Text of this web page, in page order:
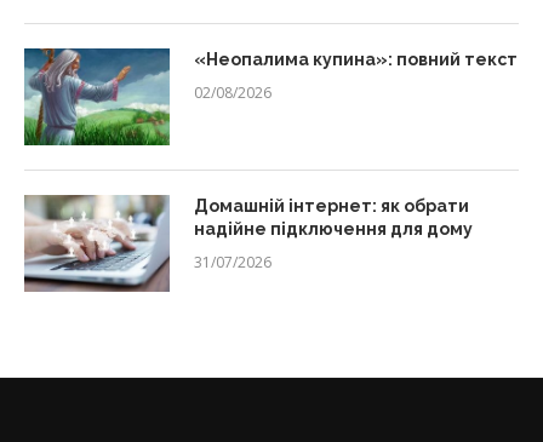
«Неопалима купина»: повний текст
02/08/2026
Домашній інтернет: як обрати
надійне підключення для дому
31/07/2026